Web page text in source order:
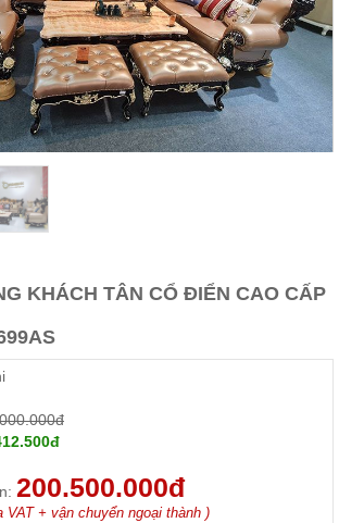
KHÁCH TÂN CỔ ĐIỂN CAO CẤP
200.500.000đ
+ vận chuyển ngoại thành )